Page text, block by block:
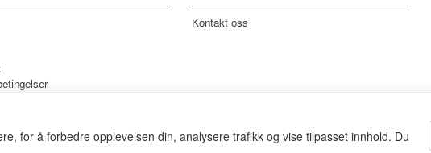
Kontakt oss
for å forbedre opplevelsen din, analysere trafikk og vise tilpasset innhold. Du